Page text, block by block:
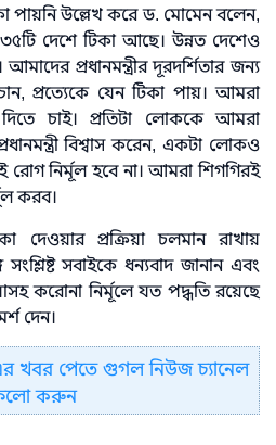
পায়নি উল্লেখ করে ড. মোমেন বলেন,
দেশে টিকা আছে। উন্নত দেশেও
প্রধানমন্ত্রীর দূরদর্শিতার জন্য
চান, প্রত্যেকে যেন টিকা পায়। আমরা
চাই। প্রতিটা লোককে আমরা
বিশ্বাস করেন, একটা লোকও
রোগ নির্মূল হবে না। আমরা শিগগিরই
করব।
দেওয়ার প্রক্রিয়া চলমান রাখায়
সংশ্লিষ্ট সবাইকে ধন্যবাদ জানান এবং
করোনা নির্মূলে যত পদ্ধতি রয়েছে
দেন।
খবর পেতে গুগল নিউজ চ্যানেল
করুন